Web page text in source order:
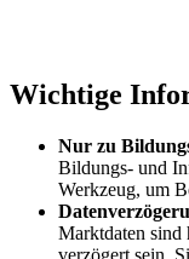
Wichtige
Nur zu
Bildungs- und
Werkzeug, um
Marktdaten sind